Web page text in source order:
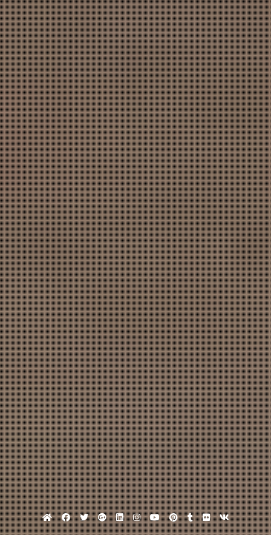
HomeFacebook
TwitterGoogle
Plus
LinkedinInstagramYouTubePinterestTumblrFlickrVK